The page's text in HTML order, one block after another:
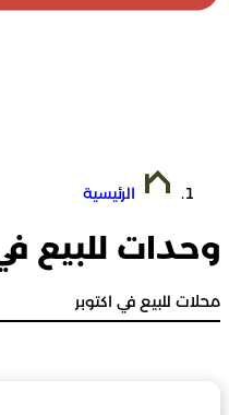
الرئيسية
وحدات للبيع في
محلات للبيع في اكتوبر